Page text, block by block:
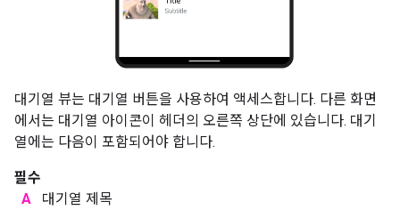
대기열 뷰는 대기열 버튼을 사용하여 액세스합니다. 다른 화면
에서는 대기열 아이콘이 헤더의 오른쪽 상단에 있습니다. 대기
열에는 다음이 포함되어야 합니다.
필수
A
대기열 제목